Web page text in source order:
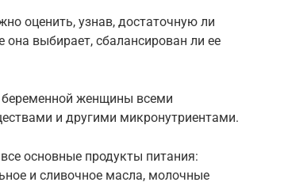
оценить, узнав, достаточную ли
выбирает, сбалансирован ли ее
беременной женщины всеми
и другими микронутриентами.
основные продукты питания:
и сливочное масла, молочные